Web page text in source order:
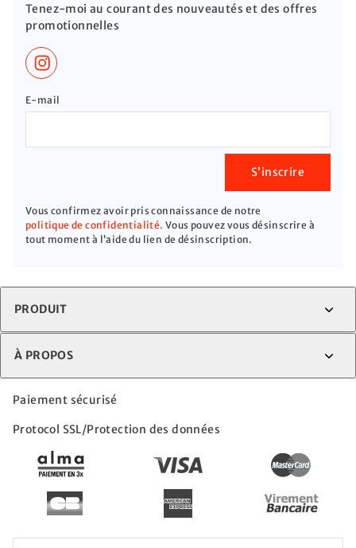
Tenez-moi au courant des nouveautés et des offres
promotionnelles
E-mail
S’inscrire
Vous confirmez avoir pris connaissance de notre
politique de confidentialité. Vous pouvez vous désinscrire à
tout moment à l’aide du lien de désinscription.
PRODUIT
À PROPOS
Paiement sécurisé
Protocol SSL/Protection des données